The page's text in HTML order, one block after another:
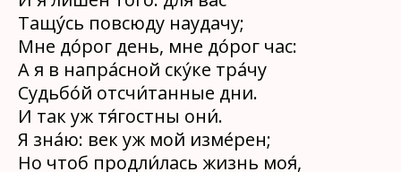
Тащу́сь повсюду наудачу;
Мне до́рог день, мне до́рог час:
А я в напра́сной ску́ке тра́чу
Судьбо́й отсчи́танные дни.
И так уж тя́гостны они́.
Я зна́ю: век уж мой изме́рен;
Но чтоб продли́лась жизнь моя́,